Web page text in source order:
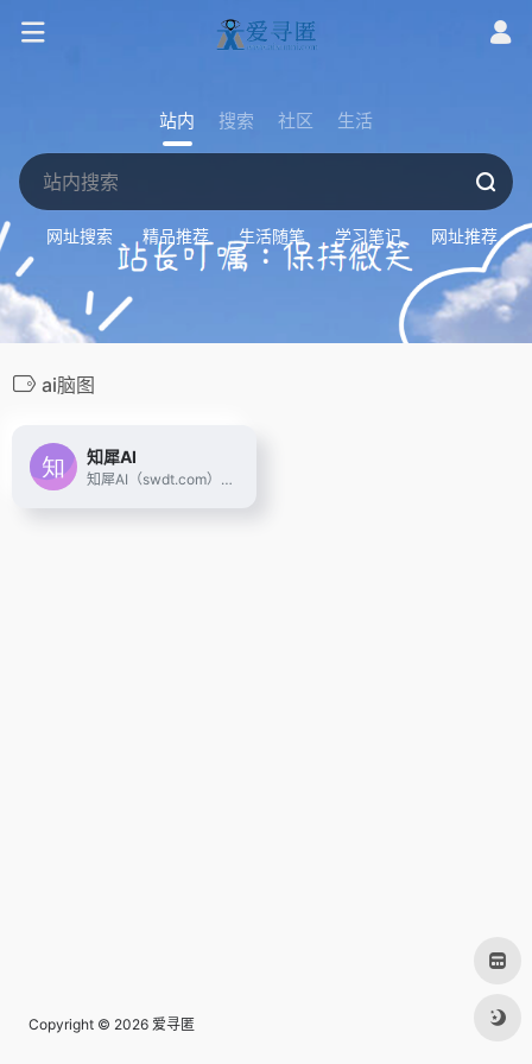
站内 搜索 社区 生活
网址搜索 精品推荐 生活随笔 学习笔记 网址推荐
ai脑图
知犀AI
知犀AI（swdt.com），是一款GPT人工智能Ai思维导图工具，输入一句话即可一键生成思维导图，助您头脑风暴、高效捕捉灵感，并自动拓展脑图或生成文章，显著提高学习或工作效率，快来知犀AI体验吧~
Copyright © 2026 爱寻匿